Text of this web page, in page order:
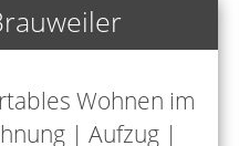
Wohnen im
| Aufzug |